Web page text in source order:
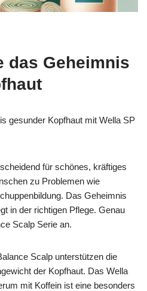
das Geheimnis
gesunder Kopfhaut mit Wella SP
für schönes, kräftiges
zu Problemen wie
Das Geheimnis
in der richtigen Pflege. Genau
Scalp Serie an.
Scalp unterstützen die
der Kopfhaut. Das Wella
mit Koffein ist eine besonders